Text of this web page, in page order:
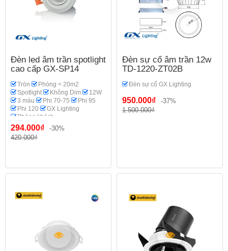
Đèn led âm trần spotlight
cao cấp GX-SP14
Tròn
Phòng < 20m2
Spotlight
Không Dim
12W
3 màu
Phi 70-75
Phi 95
Phi 120
GX Lighting
Phòng khách
294.000₫
-30%
420.000₫
Đèn sự cố âm trần 12w
TD-1220-ZT02B
Đèn sự cố GX Lighting
950.000₫
-37%
1.500.000₫